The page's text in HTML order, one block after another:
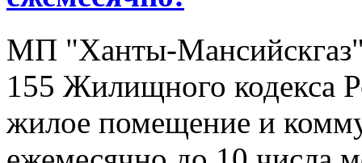
МП "Ханты-Мансийскгаз"
155 Жилищного кодекса
жилое помещение и